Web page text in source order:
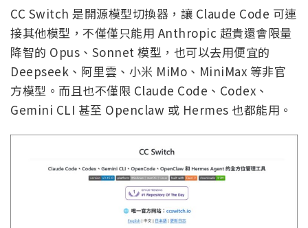
CC Switch 是開源模型切換器，讓 Claude Code 可連
接其他模型，不僅僅只能用 Anthropic 超貴還會限量
降智的 Opus、Sonnet 模型，也可以去用便宜的
Deepseek、阿里雲、小米 MiMo、MiniMax 等非官
方模型。而且也不僅限 Claude Code、Codex、
Gemini CLI 甚至 Openclaw 或 Hermes 也都能用。